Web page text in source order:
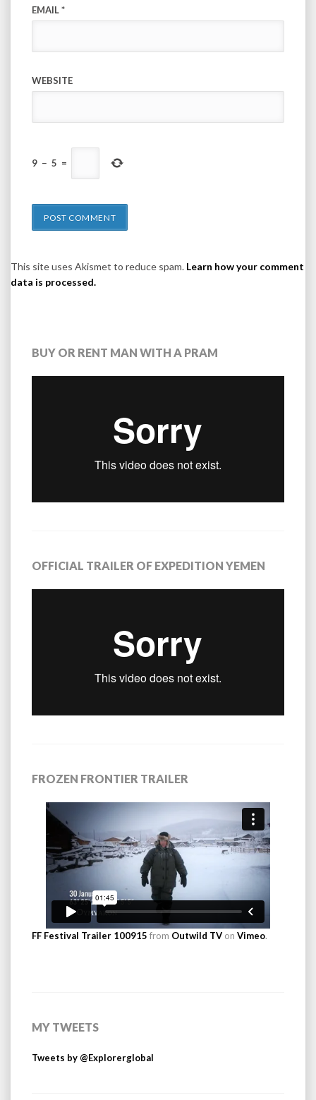
EMAIL*
WEBSITE
9 − 5 =
This site uses Akismet to reduce spam. Learn how your comment
data is processed.
BUY OR RENT MAN WITH A PRAM
OFFICIAL TRAILER OF EXPEDITION YEMEN
FROZEN FRONTIER TRAILER
FF Festival Trailer 100915 from Outwild TV on Vimeo.
MY TWEETS
Tweets by @Explorerglobal